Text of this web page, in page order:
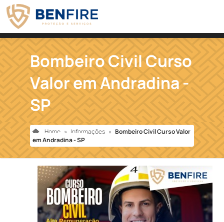
Bombeiro Civil Curso
Valor em Andradina -
SP
Home » Informações » Bombeiro Civil Curso Valor
em Andradina - SP